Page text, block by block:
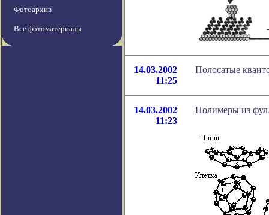
Фотоархив
Все фотоматериалы
14.03.2002
11:25
Полосатые
14.03.2002
11:23
Полимеры из